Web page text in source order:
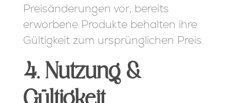
Preisänderungen vor; bereits
erworbene Produkte behalten ihre
Gültigkeit zum ursprünglichen Preis.
4. Nutzung &